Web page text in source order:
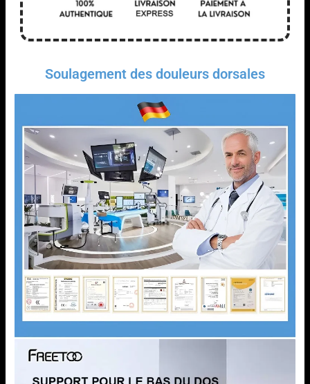
Soulagement des douleurs dorsales